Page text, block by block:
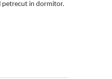
petrecut in dormitor.